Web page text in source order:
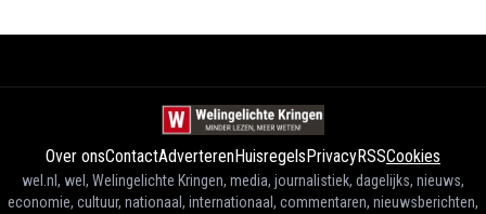
Over onsContactAdverterenHuisregels PrivacyRSSCookies
wel.nl, wel, Welingelichte Kringen, media, journalistiek, dagelijks, nieuws,
economie, cultuur, nationaal, internationaal, commentaren, nieuwsberichten,